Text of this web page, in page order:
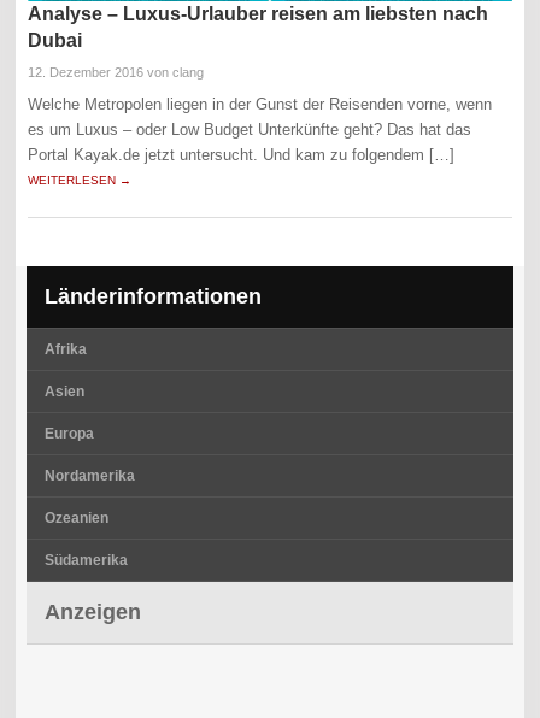
Analyse – Luxus-Urlauber reisen am liebsten nach
Dubai
12. Dezember 2016 von clang
Welche Metropolen liegen in der Gunst der Reisenden vorne, wenn
es um Luxus – oder Low Budget Unterkünfte geht? Das hat das
Portal Kayak.de jetzt untersucht. Und kam zu folgendem […]
WEITERLESEN →
Länderinformationen
Afrika
Asien
Europa
Nordamerika
Ozeanien
Südamerika
Anzeigen